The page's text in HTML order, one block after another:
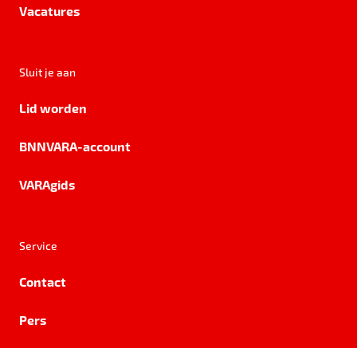
Vacatures
Sluit je aan
Lid worden
BNNVARA-account
VARAgids
Service
Contact
Pers